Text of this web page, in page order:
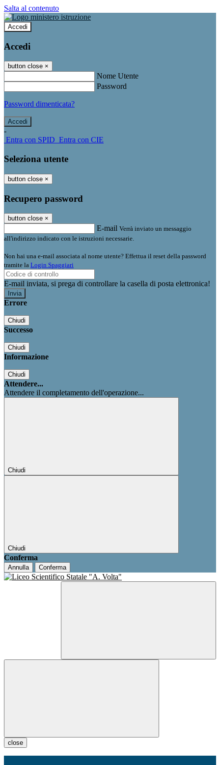
Salta al contenuto
Accedi
Accedi
button close ×
Nome Utente
Password
Password dimenticata?
-
Entra con SPID Entra con CIE
Seleziona utente
button close ×
Recupero password
button close ×
E-mail Verrà inviato un messaggio
all'indirizzo indicato con le istruzioni necessarie.
Non hai una e-mail associata al nome utente? Effettua il reset della password
tramite la Login Spaggiari
E-mail inviata, si prega di controllare la casella di posta elettronica!
Errore
Chiudi
Successo
Chiudi
Informazione
Chiudi
Attendere...
Attendere il completamento dell'operazione...
Chiudi
Chiudi
Conferma
Annulla Conferma
close